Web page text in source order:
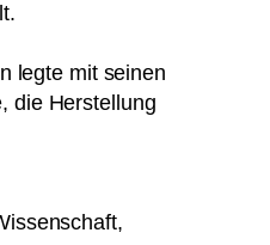
legte mit seinen
die Herstellung